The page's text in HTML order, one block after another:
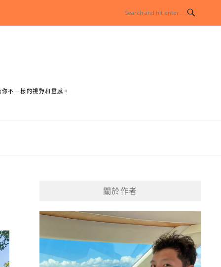
不一樣的視野和靈感。
關於作者